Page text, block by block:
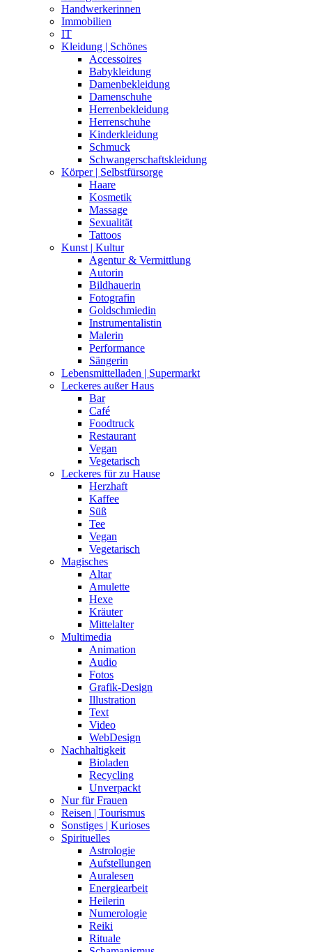
Handwerkerinnen
Immobilien
IT
Kleidung | Schönes
Accessoires
Babykleidung
Damenbekleidung
Damenschuhe
Herrenbekleidung
Herrenschuhe
Kinderkleidung
Schmuck
Schwangerschaftskleidung
Körper | Selbstfürsorge
Haare
Kosmetik
Massage
Sexualität
Tattoos
Kunst | Kultur
Agentur & Vermittlung
Autorin
Bildhauerin
Fotografin
Goldschmiedin
Instrumentalistin
Malerin
Performance
Sängerin
Lebensmittelladen | Supermarkt
Leckeres außer Haus
Bar
Café
Foodtruck
Restaurant
Vegan
Vegetarisch
Leckeres für zu Hause
Herzhaft
Kaffee
Süß
Tee
Vegan
Vegetarisch
Magisches
Altar
Amulette
Hexe
Kräuter
Mittelalter
Multimedia
Animation
Audio
Fotos
Grafik-Design
Illustration
Text
Video
WebDesign
Nachhaltigkeit
Bioladen
Recycling
Unverpackt
Nur für Frauen
Reisen | Tourismus
Sonstiges | Kurioses
Spirituelles
Astrologie
Aufstellungen
Auralesen
Energiearbeit
Heilerin
Numerologie
Reiki
Rituale